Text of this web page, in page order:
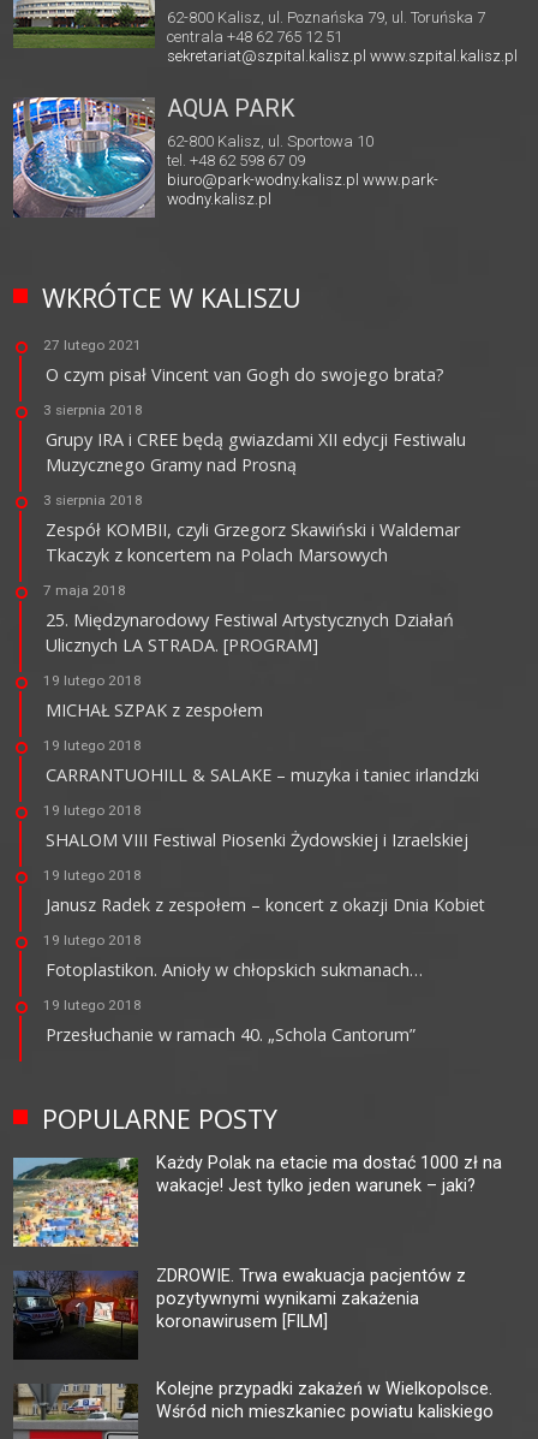
62-800 Kalisz, ul. Poznańska 79, ul. Toruńska 7
centrala +48 62 765 12 51
sekretariat@szpital.kalisz.pl www.szpital.kalisz.pl
AQUA PARK
62-800 Kalisz, ul. Sportowa 10
tel. +48 62 598 67 09
biuro@park-wodny.kalisz.pl www.park-
wodny.kalisz.pl
WKRÓTCE W KALISZU
27 lutego 2021
O czym pisał Vincent van Gogh do swojego brata?
3 sierpnia 2018
Grupy IRA i CREE będą gwiazdami XII edycji Festiwalu
Muzycznego Gramy nad Prosną
3 sierpnia 2018
Zespół KOMBII, czyli Grzegorz Skawiński i Waldemar
Tkaczyk z koncertem na Polach Marsowych
7 maja 2018
25. Międzynarodowy Festiwal Artystycznych Działań
Ulicznych LA STRADA. [PROGRAM]
19 lutego 2018
MICHAŁ SZPAK z zespołem
19 lutego 2018
CARRANTUOHILL & SALAKE – muzyka i taniec irlandzki
19 lutego 2018
SHALOM VIII Festiwal Piosenki Żydowskiej i Izraelskiej
19 lutego 2018
Janusz Radek z zespołem – koncert z okazji Dnia Kobiet
19 lutego 2018
Fotoplastikon. Anioły w chłopskich sukmanach…
19 lutego 2018
Przesłuchanie w ramach 40. „Schola Cantorum”
POPULARNE POSTY
Każdy Polak na etacie ma dostać 1000 zł na
wakacje! Jest tylko jeden warunek – jaki?
ZDROWIE. Trwa ewakuacja pacjentów z
pozytywnymi wynikami zakażenia
koronawirusem [FILM]
Kolejne przypadki zakażeń w Wielkopolsce.
Wśród nich mieszkaniec powiatu kaliskiego